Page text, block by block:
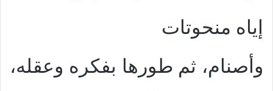
إياه منحوتات
وأصنام، ثم طورها بفكره وعقله،